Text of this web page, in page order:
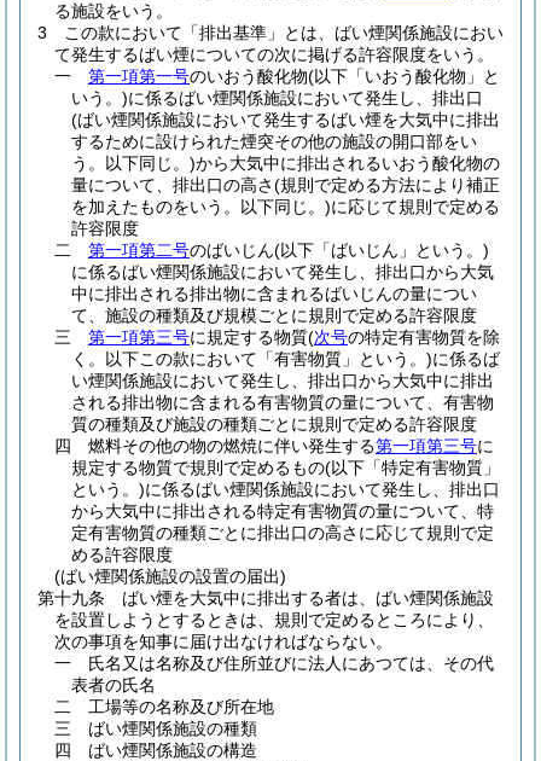
る施設をいう。
3
この款において「排出基準」とは、ばい煙関係施設におい
て発生するばい煙についての次に掲げる許容限度をいう。
一
第一項第一号のいおう酸化物(以下「いおう酸化物」と
いう。)に係るばい煙関係施設において発生し、排出口
(ばい煙関係施設において発生するばい煙を大気中に排出
するために設けられた煙突その他の施設の開口部をい
う。以下同じ。)から大気中に排出されるいおう酸化物の
量について、排出口の高さ(規則で定める方法により補正
を加えたものをいう。以下同じ。)に応じて規則で定める
許容限度
二
第一項第二号のばいじん(以下「ばいじん」という。)
に係るばい煙関係施設において発生し、排出口から大気
中に排出される排出物に含まれるばいじんの量につい
て、施設の種類及び規模ごとに規則で定める許容限度
三
第一項第三号に規定する物質(次号の特定有害物質を除
く。以下この款において「有害物質」という。)に係るば
い煙関係施設において発生し、排出口から大気中に排出
される排出物に含まれる有害物質の量について、有害物
質の種類及び施設の種類ごとに規則で定める許容限度
四
燃料その他の物の燃焼に伴い発生する第一項第三号に
規定する物質で規則で定めるもの(以下「特定有害物質」
という。)に係るばい煙関係施設において発生し、排出口
から大気中に排出される特定有害物質の量について、特
定有害物質の種類ごとに排出口の高さに応じて規則で定
める許容限度
(ばい煙関係施設の設置の届出)
第十九条
ばい煙を大気中に排出する者は、ばい煙関係施設
を設置しようとするときは、規則で定めるところにより、
次の事項を知事に届け出なければならない。
一
氏名又は名称及び住所並びに法人にあつては、その代
表者の氏名
二
工場等の名称及び所在地
三
ばい煙関係施設の種類
四
ばい煙関係施設の構造